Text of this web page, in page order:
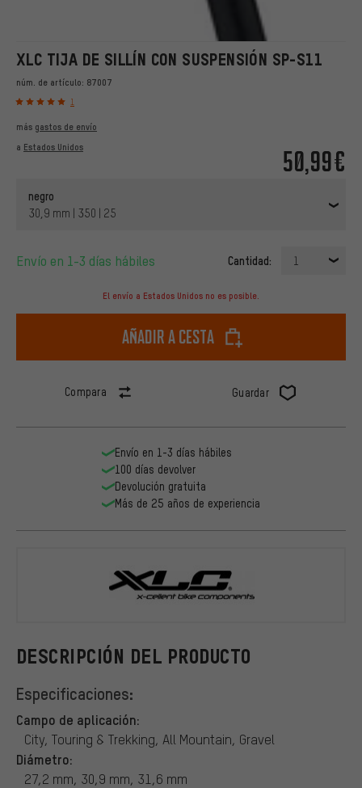
XLC TIJA DE SILLÍN CON SUSPENSIÓN SP-S11
núm. de artículo: 87007
1
50,99€
más gastos de envío
a Estados Unidos
negro
30,9 mm | 350 | 25
Envío en 1-3 días hábiles Cantidad: 1
El envío a Estados Unidos no es posible.
Añadir a cesta
Compara Guardar
DESCRIPCIÓN DEL PRODUCTO
Especificaciones:
Campo de aplicación:
City, Touring & Trekking, All Mountain, Gravel
Diámetro:
27,2 mm, 30,9 mm, 31,6 mm
Envío en 1-3 días hábiles
100 días devolver
Devolución gratuita
Más de 25 años de experiencia
XLC